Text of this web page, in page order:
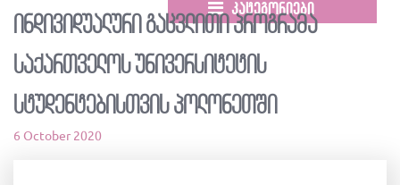
კატეგორიები
ინდივიდუალური გაცვლითი პროგრამა
საქართველოს უნივერსიტეტის
სტუდენტებისთვის პოლონეთში
6 October 2020